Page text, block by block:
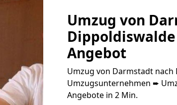
Umzug von
Angebot
Umzug von Darmstadt nach
Umzugsunternehmen ➨
Angebote in 2 Min.